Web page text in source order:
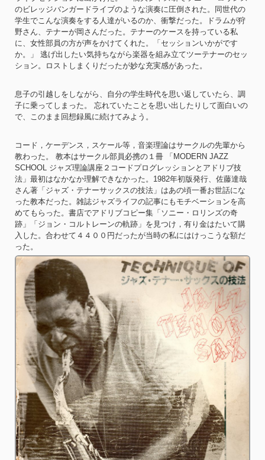
のビレッジバンガードライブのような演奏に圧倒された。同世代の
学生でこんな演奏をする人達がいるのか、衝撃だった。ドラムが狩
野さん、テナーが岡さんだった。テナーのケースを持っている私
に、女性部員の方が声をかけてくれた。「セッションいかがです
か。」 逃げ出したい気持ちながら楽器を組み立てツーテナーのセッ
ション。ロストしまくりだったが妙な充実感があった。
息子の引越しをしながら、自分の学生時代を思い返していたら、調
子に乗ってしまった。 忘れていたことを思い出したりして面白いの
で、このまま回想録風に続けてみよう。
コード，ケーデンス，スケール等，音楽理論はサークルの先輩から
教わった。 教本はサークル部員必携の１冊 「MODERN JAZZ
SCHOOL ジャズ理論講座２コードプログレッションとアドリブ技
法」最初はなかなか理解できなかった。1982年初版発行、佐藤達哉
さん著「ジャズ・テナーサックスの技法」はあの頃一番お世話にな
った教本だった。雑誌ジャズライフの記事にもモチベーションを高
めてもらった。書店でアドリブコピー集「ソニー・ロリンズの奇
跡」「ジョン・コルトレーンの軌跡」を見つけ，有り金はたいて購
入した。合わせて４４００円だったが当時の私にはけっこうな額だ
った。